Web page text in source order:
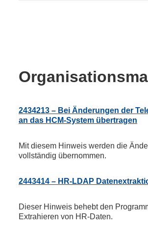
2434213 – Bei Änderungen der
an das HCM-System übertragen
Mit diesem Hinweis werden die
vollständig übernommen.
2443414 – HR-LDAP
Dieser Hinweis behebt den
Extrahieren von HR-Daten.